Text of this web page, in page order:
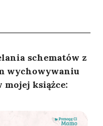
schematów z
wychowywaniu
mojej książce: